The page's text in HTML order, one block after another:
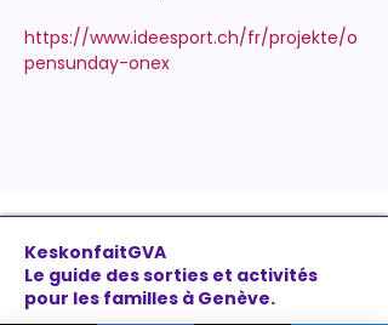
https://www.ideesport.ch/fr/projekte/o
pensunday-onex
KeskonfaitGVA
Le guide des sorties et activités
pour les familles à Genève.